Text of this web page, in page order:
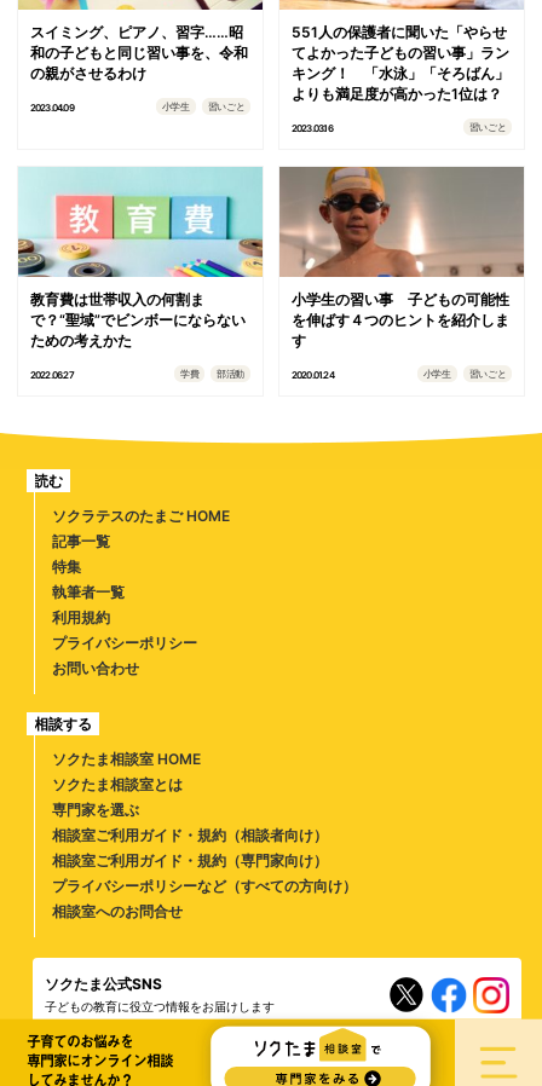
スイミング、ピアノ、習字……昭
和の子どもと同じ習い事を、令和
の親がさせるわけ
2023.04.09 小学生 習いごと
551人の保護者に聞いた「やらせ
てよかった子どもの習い事」ラン
キング！ 「水泳」「そろばん」
よりも満足度が高かった1位は？
2023.03.16 習いごと
教育費は世帯収入の何割ま
で？“聖域”でビンボーにならない
ための考えかた
2022.06.27 学費 部活動
小学生の習い事 子どもの可能性
を伸ばす４つのヒントを紹介しま
す
2020.01.24 小学生 習いごと
読む
ソクラテスのたまご HOME
記事一覧
特集
執筆者一覧
利用規約
プライバシーポリシー
お問い合わせ
相談する
ソクたま相談室 HOME
ソクたま相談室とは
専門家を選ぶ
相談室ご利用ガイド・規約（相談者向け）
相談室ご利用ガイド・規約（専門家向け）
プライバシーポリシーなど（すべての方向け）
相談室へのお問合せ
ソクたま公式SNS
子どもの教育に役立つ情報をお届けします
ソクラテスのたまごとは スタッフ募集 広告募集について
Copyright© SUI Co.,Ltd. All right reserved.
子育てのお悩みを
専門家にオンライン相談
してみませんか？